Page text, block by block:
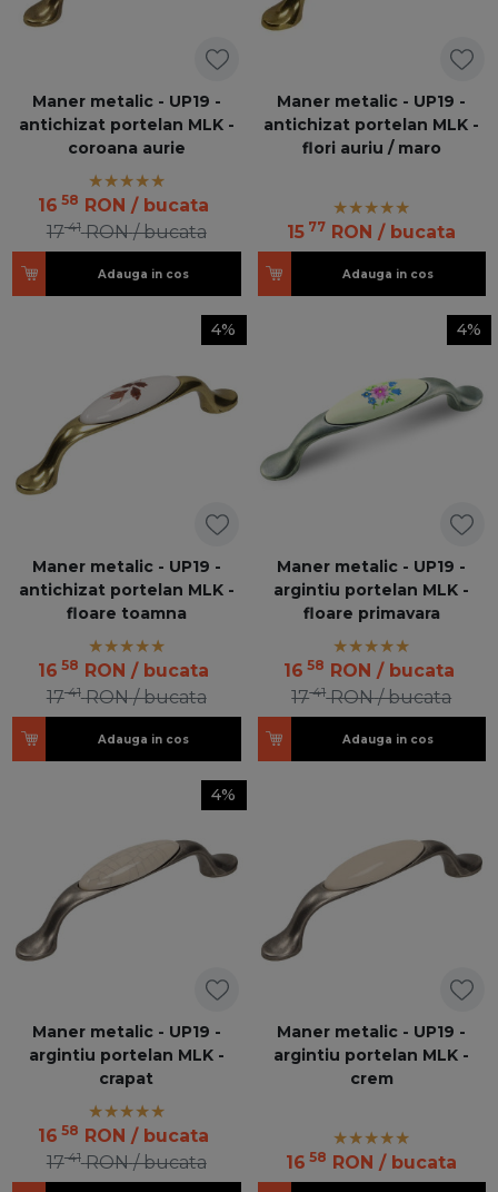
Maner metalic - UP19 -
antichizat portelan MLK -
coroana aurie
16 58 RON / bucata
1741 RON / bucata
Adauga in cos
Maner metalic - UP19 -
antichizat portelan MLK -
flori auriu / maro
15 77 RON / bucata
Adauga in cos
4%
Maner metalic - UP19 -
antichizat portelan MLK -
floare toamna
16 58 RON / bucata
1741 RON / bucata
Adauga in cos
4%
Maner metalic - UP19 -
argintiu portelan MLK -
floare primavara
16 58 RON / bucata
1741 RON / bucata
Adauga in cos
4%
Maner metalic - UP19 -
argintiu portelan MLK -
crapat
16 58 RON / bucata
1741 RON / bucata
Maner metalic - UP19 -
argintiu portelan MLK -
crem
16 58 RON / bucata